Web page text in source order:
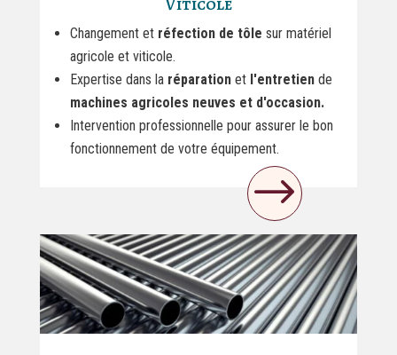
Changement et réfection de tôle sur matériel
agricole et viticole.
Expertise dans la réparationet l'entretiende
machines agricoles neuves et d'occasion.
Intervention professionnelle pour assurer le bon
fonctionnement de votre équipement.
$